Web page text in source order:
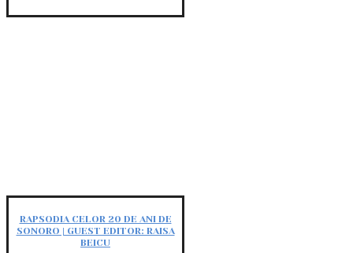
RAPSODIA CELOR 20 DE ANI DE
SONORO | GUEST EDITOR: RAISA
BEICU